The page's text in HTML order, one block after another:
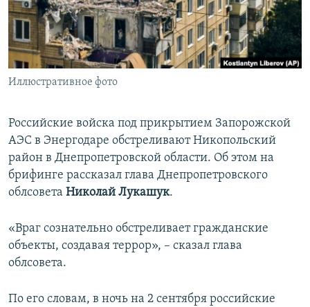
ПОБЕДИТЕЛЕЙ НЕ СУДЯТ?
КРЫМ.НЕПОКОРЕННЫЙ
ELIFBE
УКРАИНСКАЯ ПРОБЛЕМА КРЫМА
ПРИСОЕДИНЯЙТЕСЬ!
Иллюстративное фото
Российские войска под прикрытием Запорожской
АЭС в Энергодаре обстреливают Никопольский
район в Днепропетровской области. Об этом на
брифинге рассказал глава Днепропетровского
облсовета Николай Лукашук.
«Враг сознательно обстреливает гражданские
объекты, создавая террор», – сказал глава
облсовета.
По его словам, в ночь на 2 сентября российские